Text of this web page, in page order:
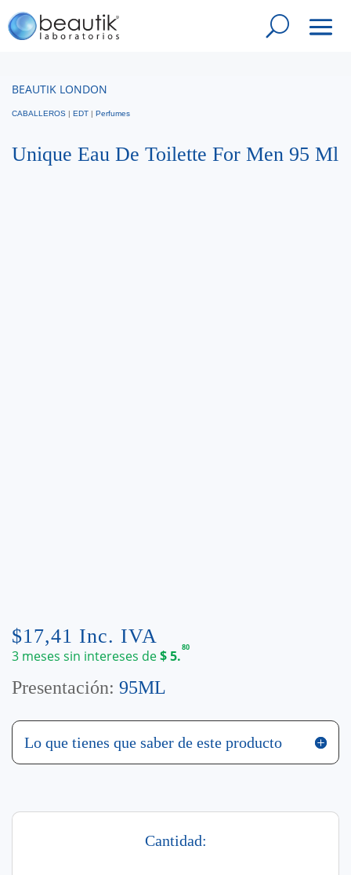
BEAUTIK LONDON
CABALLEROS | EDT | Perfumes
Unique Eau De Toilette For Men 95 Ml
$17,41 Inc. IVA
3 meses sin intereses de$5.80
Presentación: 95ML
Lo que tienes que saber de este producto
Cantidad: